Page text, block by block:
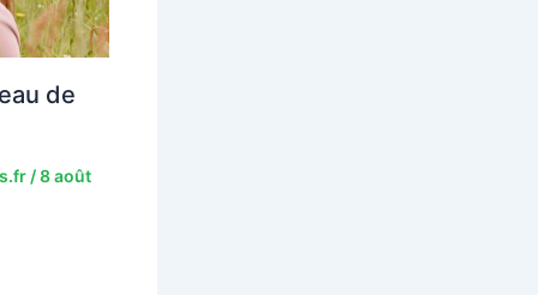
de
/8 août